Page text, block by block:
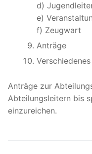
d)
e)
f) Zeugwart
Anträge
Verschiedenes
Anträge zur
Abteilungsleitern bis
einzureichen.